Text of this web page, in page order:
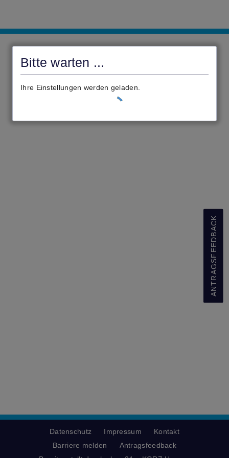
Bitte warten ...
Ihre Einstellungen werden geladen.
ANTRAGSFEEDBACK
Datenschutz Impressum
Kontakt
Barriere melden
Antragsfeedback